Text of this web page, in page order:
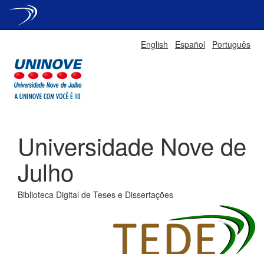
English Español Português
Universidade Nove de
Julho
Biblioteca Digital de Teses e Dissertações